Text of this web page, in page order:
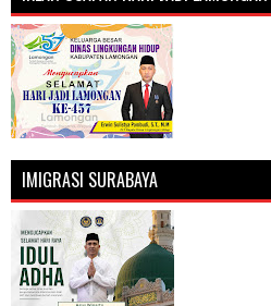
IMIGRASI SURABAYA